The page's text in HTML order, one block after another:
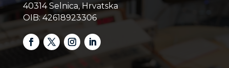
40314 Selnica, Hrvatska
OIB: 42618923306